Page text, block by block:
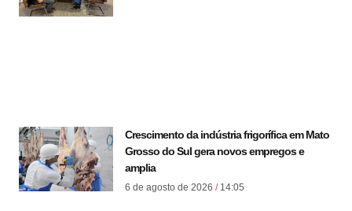
Crescimento da indústria frigorífica em Mato
Grosso do Sul gera novos empregos e
amplia
6 de agosto de 2026 14:05